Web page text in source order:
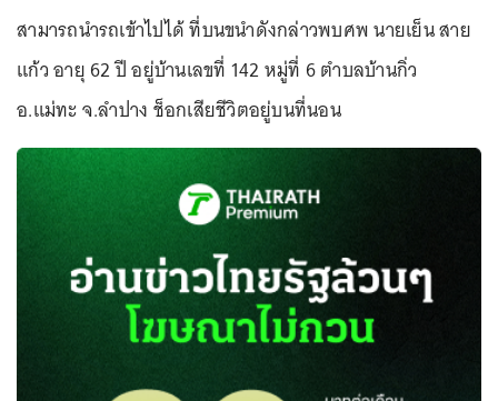
สามารถนำรถเข้าไปได้ ที่บนขนำดังกล่าวพบศพ นายเย็น สาย
แก้ว อายุ 62 ปี อยู่บ้านเลขที่ 142 หมู่ที่ 6 ตำบลบ้านกิ่ว
อ.แม่ทะ จ.ลำปาง ช็อกเสียชีวิตอยู่บนที่นอน